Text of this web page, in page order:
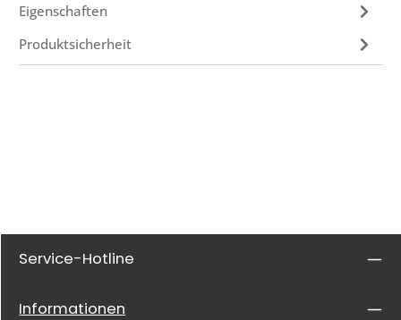
Eigenschaften
Produktsicherheit
Service-Hotline
Informationen